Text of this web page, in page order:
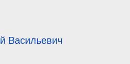
Васильевич